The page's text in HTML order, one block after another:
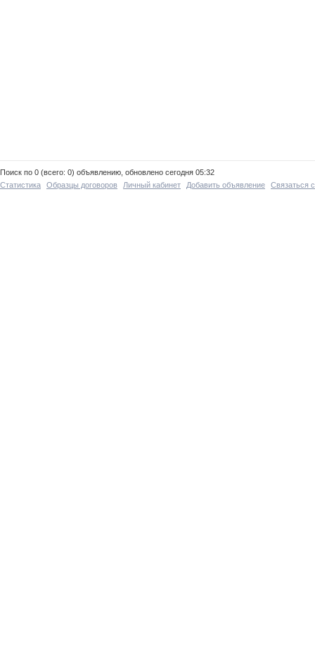
Поиск по 0 (всего: 0) объявлению, обновлено сегодня 05:32
Статистика
Образцы договоров Личный кабинет Добавить объявление Связаться